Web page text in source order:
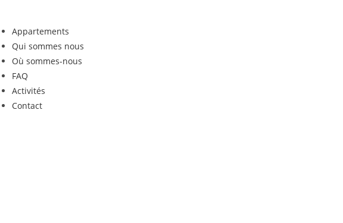
content
Appartements
Qui sommes nous
Où sommes-nous
FAQ
Activités
Contact